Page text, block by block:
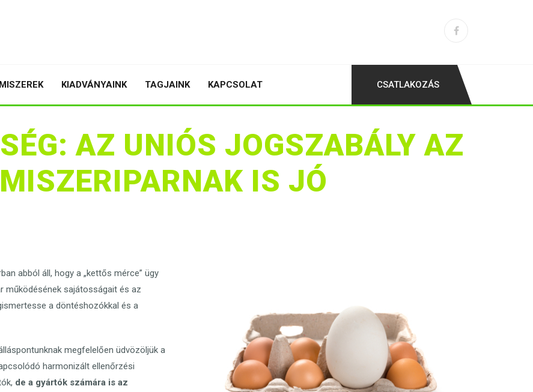
KIADVÁNYAINK TAGJAINK KAPCSOLAT CSATLAKOZÁS
AZ UNIÓS JOGSZABÁLY AZ
IS JÓ
abból áll, hogy a „kettős mérce” ügy
működésének sajátosságait és az
a döntéshozókkal és a
megfelelően üdvözöljük a
harmonizált ellenőrzési
de a gyártók számára is az